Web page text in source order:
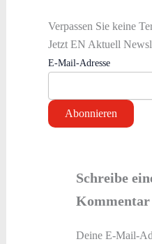
Verpassen Sie keine
Jetzt EN Aktuell
E-Mail-Adresse
Schreibe
Kommentar
Deine E-Mail-